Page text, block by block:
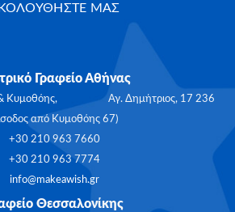
ΜΑΣ
Γραφείο Αθήνας
& Κυμοθόης, Αγ. Δημήτριος, 17 236
από Κυμοθόης 67)
+30 210 963 7660
+30 210 963 7774
info@makeawish.gr
Θεσσαλονίκης